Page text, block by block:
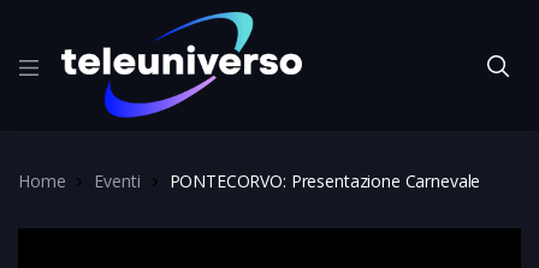
Home Eventi PONTECORVO: Presentazione Carnevale